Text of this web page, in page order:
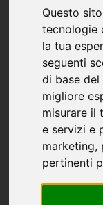
Questo
tecnologie
la tua
seguenti
di base
migliore
misurare il
e servizi e
marketing,
pertinenti